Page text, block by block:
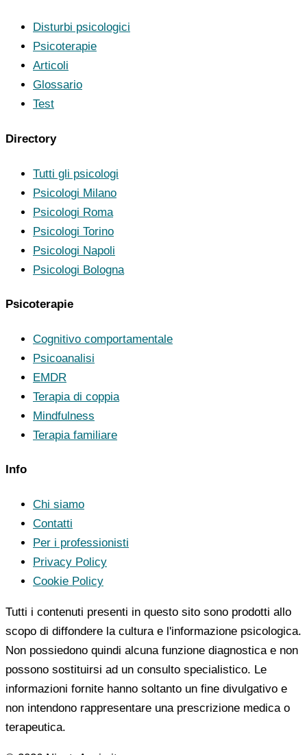
Disturbi psicologici
Psicoterapie
Articoli
Glossario
Test
Directory
Tutti gli psicologi
Psicologi Milano
Psicologi Roma
Psicologi Torino
Psicologi Napoli
Psicologi Bologna
Psicoterapie
Cognitivo comportamentale
Psicoanalisi
EMDR
Terapia di coppia
Mindfulness
Terapia familiare
Info
Chi siamo
Contatti
Per i professionisti
Privacy Policy
Cookie Policy
Tutti i contenuti presenti in questo sito sono prodotti allo
scopo di diffondere la cultura e l'informazione psicologica.
Non possiedono quindi alcuna funzione diagnostica e non
possono sostituirsi ad un consulto specialistico. Le
informazioni fornite hanno soltanto un fine divulgativo e
non intendono rappresentare una prescrizione medica o
terapeutica.